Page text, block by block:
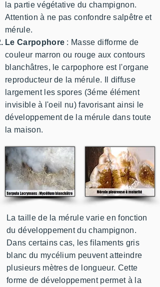
la partie végétative du champignon.
Attention à ne pas confondre salpêtre et
mérule.
Le Carpophore : Masse difforme de
couleur marron ou rouge aux contours
blanchâtres, le carpophore est l'organe
reproducteur de la mérule. Il diffuse
largement les spores (3éme élément
invisible à l'oeil nu) favorisant ainsi le
développement de la mérule dans toute
la maison.
La taille de la mérule varie en fonction
du développement du champignon.
Dans certains cas, les filaments gris
blanc du mycélium peuvent atteindre
plusieurs mètres de longueur. Cette
forme de développement permet à la